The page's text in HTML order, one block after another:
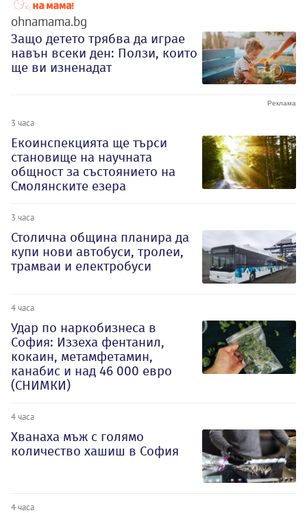
ohnamama.bg
Защо детето трябва да играе
навън всеки ден: Ползи, които
ще ви изненадат
3 часа
Екоинспекцията ще търси
становище на научната
общност за състоянието на
Смолянските езера
3 часа
Столична община планира да
купи нови автобуси, тролеи,
трамваи и електробуси
4 часа
Удар по наркобизнеса в
София: Иззеха фентанил,
кокаин, метамфетамин,
канабис и над 46 000 евро
(СНИМКИ)
4 часа
Хванаха мъж с голямо
количество хашиш в София
4 часа